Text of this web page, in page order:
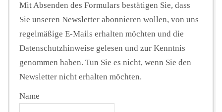
Mit Absenden des Formulars bestätigen Sie, dass
Sie unseren Newsletter abonnieren wollen, von uns
regelmäßige E-Mails erhalten möchten und die
Datenschutzhinweise gelesen und zur Kenntnis
genommen haben. Tun Sie es nicht, wenn Sie den
Newsletter nicht erhalten möchten.
Name